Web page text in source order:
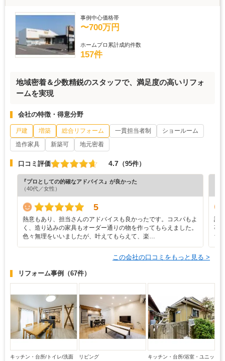
事例中心価格帯
〜700万円
ホームプロ累計成約件数
157件
地域密着＆少数精鋭のスタッフで、満足度の高いリフォ
ームを実現
会社の特徴・得意分野
戸建 増築 総合リフォーム 一貫担当者制
ショールーム
造作家具
新築可 地元密着
口コミ評価 4.7 （95件）
『プロとしての的確なアドバイス』が良かった
（40代／女性）
5
熱意もあり、担当さんのアドバイスも良かったです。コスパもよ
く、造り込みの家具もオーダー通りの物を作ってもらえました。
色々無理をいいましたが、叶えてもらえて、楽…
設
事
ち
この会社の口コミをもっと見る >
リフォーム事例 （67件）
キッチン・台所/トイレ/洗面
リビング
キッチン・台所/浴室・ユニッ